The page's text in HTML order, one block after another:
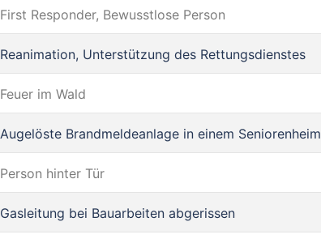
First Responder, Bewusstlose Person
Reanimation, Unterstützung des Rettungsdienstes
Feuer im Wald
Augelöste Brandmeldeanlage in einem Seniorenheim
Person hinter Tür
Gasleitung bei Bauarbeiten abgerissen